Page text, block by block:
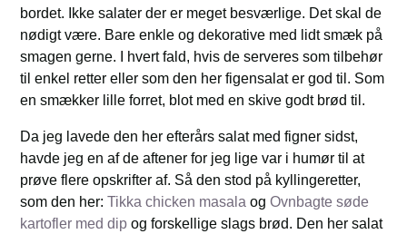
bordet. Ikke salater der er meget besværlige. Det skal de
nødigt være. Bare enkle og dekorative med lidt smæk på
smagen gerne. I hvert fald, hvis de serveres som tilbehør
til enkel retter eller som den her figensalat er god til. Som
en smækker lille forret, blot med en skive godt brød til.
Da jeg lavede den her efterårs salat med figner sidst,
havde jeg en af de aftener for jeg lige var i humør til at
prøve flere opskrifter af. Så den stod på kyllingeretter,
som den her:Tikka chicken masala ogOvnbagte søde
kartofler med dipog forskellige slags brød. Den her salat